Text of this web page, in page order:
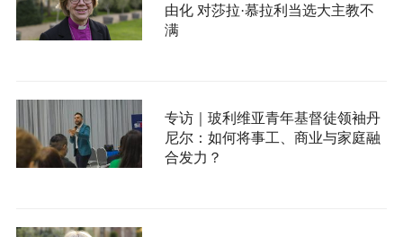
由化 对莎拉·慕拉利当选大主教不
满
专访｜玻利维亚青年基督徒领袖丹
尼尔：如何将事工、商业与家庭融
合发力？